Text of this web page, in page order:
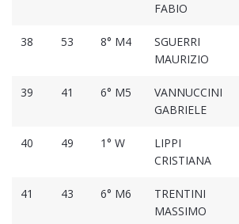
FABIO
38 53 8° M4
SGUERRI
MAURIZIO
39 41 6° M5
VANNUCCINI
GABRIELE
40 49 1° W
LIPPI
CRISTIANA
41 43 6° M6
TRENTINI
MASSIMO